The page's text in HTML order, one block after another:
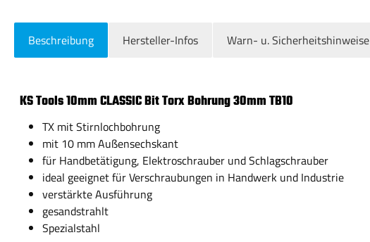
Beschreibung Hersteller-Infos Warn- u. Sicherheitshinweise
KS Tools 10mm CLASSIC Bit Torx Bohrung 30mm TB10
TX mit Stirnlochbohrung
mit 10 mm Außensechskant
für Handbetätigung, Elektroschrauber und Schlagschrauber
ideal geeignet für Verschraubungen in Handwerk und Industrie
verstärkte Ausführung
gesandstrahlt
Spezialstahl